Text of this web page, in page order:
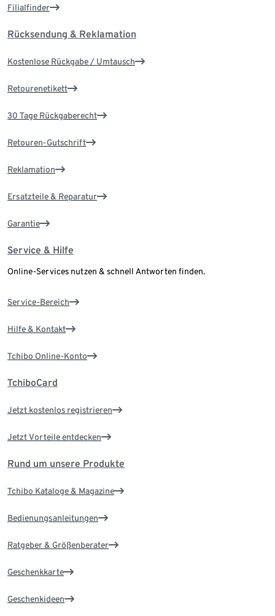
Filialfinder
Rücksendung & Reklamation
Kostenlose Rückgabe / Umtausch
Retourenetikett
30 Tage Rückgaberecht
Retouren-Gutschrift
Reklamation
Ersatzteile & Reparatur
Garantie
Service & Hilfe
Online-Services nutzen & schnell Antworten finden.
Service-Bereich
Hilfe & Kontakt
Tchibo Online-Konto
TchiboCard
Jetzt kostenlos registrieren
Jetzt Vorteile entdecken
Rund um unsere Produkte
Tchibo Kataloge & Magazine
Bedienungsanleitungen
Ratgeber & Größenberater
Geschenkkarte
Geschenkideen